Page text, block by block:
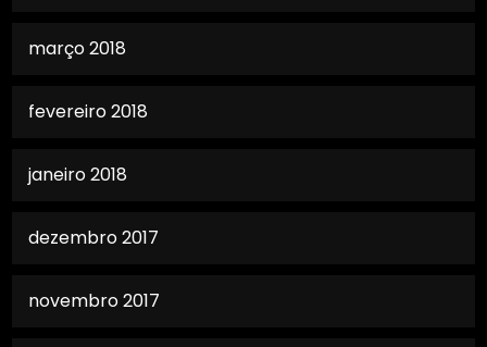
março 2018
fevereiro 2018
janeiro 2018
dezembro 2017
novembro 2017